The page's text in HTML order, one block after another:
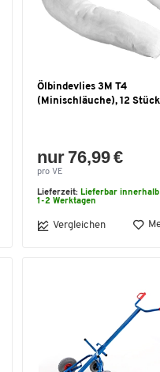
Ölbindevlies 3M T4
(Minischläuche), 12 Stück
nur 76,99 €
pro VE
Lieferzeit: Lieferbar innerhalb
1-2 Werktagen
Vergleichen